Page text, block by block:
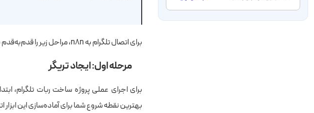
برای اتصال تلگرام به n8n، مراحل زیر را قدم‌به‌قدم با ما طی کنید.
مرحله اول: ایجاد تریگر
برای اجرای عملی پروژه ساخت ربات تلگرام،
بهترین نقطه شروع شما برای آماده‌سازی این ابزار